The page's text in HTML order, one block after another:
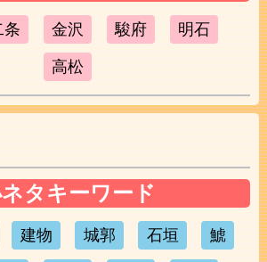
条 金沢 駿府 明石
高松
タキーワード
建物 城郭 石垣 鯱